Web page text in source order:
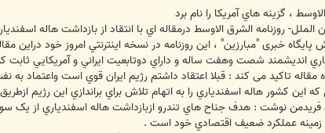
، گزينه هاي آمريکا را نام برد
الملل- روزنامه الشرق الاوسط درمقاله اي با انتقاد از بازداشت هاله
پایگاه خبری "مبارزین" ، اين روزنامه در نسخه اينترنتي امروز خود
انديشمند شصت وهفت ساله و داراي دوتابعيت ايراني و آمريکايي
مقاله تاکيد می کند : قبلا اعتقاد داشتم رژيم ايران قوي است واعتماد
که اين کشور هاله اسفندياري را به اتهام تلاش براي براندازي اين رژيم
نوشت : هدف جناح هاي تندرو ازبازداشت هاله اسفندياري از يک سو
زمينه عملکرد ضعيف اقتصادي خود است .